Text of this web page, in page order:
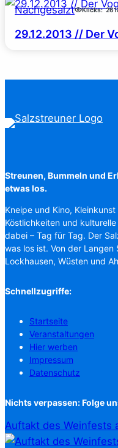
Nachgesalzt Klicks:
29.12.2013 // Der
Streunen, Bummeln und
etwas los.
Kneipe und Kino,
Köstlichkeiten und
dabei – Tag für Tag. Der
was los ist. Von der
Lockhausen, Wüsten und
Schnellzugriffe:
Startseite
Veranstaltungen
Hier werben
Impressum
Datenschutz
Nichts verpassen: Folge
Auftakt des Weinfests